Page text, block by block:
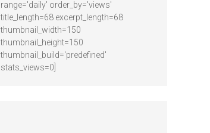
range='daily' order_by='views'
title_length=68 excerpt_length=68
thumbnail_width=150
thumbnail_height=150
thumbnail_build='predefined'
stats_views=0]